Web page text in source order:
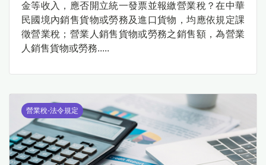
金等收入，應否開立統一發票並報繳營業稅？在中華
民國境內銷售貨物或勞務及進口貨物，均應依規定課
徵營業稅；營業人銷售貨物或勞務之銷售額，為營業
人銷售貨物或勞務.....
營業稅-法令規定